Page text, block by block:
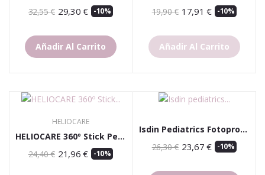
32,55 € 29,30 € -10%
Añadir Al Carrito
19,90 € 17,91 € -10%
Añadir Al Carrito
HELIOCARE
HELIOCARE 360º Stick Pediatrics SPF50+ (25g)
24,40 € 21,96 € -10%
Isdin Pediatrics Fotoprotector Lotion Spray Spf...
26,30 € 23,67 € -10%